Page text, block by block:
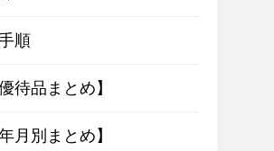
順
待品まとめ】
月別まとめ】